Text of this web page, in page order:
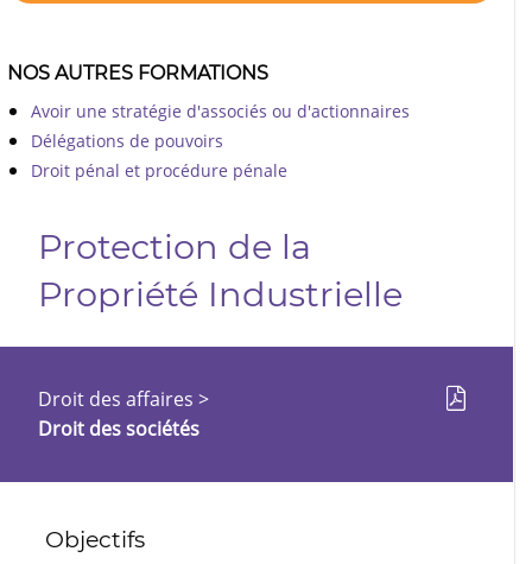
NOS AUTRES FORMATIONS
Avoir une stratégie d'associés ou d'actionnaires
Délégations de pouvoirs
Droit pénal et procédure pénale
Protection de la
Propriété Industrielle
Droit des affaires >
Droit des sociétés
Objectifs